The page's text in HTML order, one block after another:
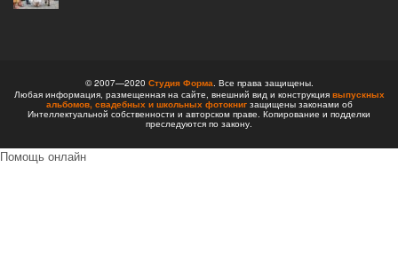
© 2007—2020 Студия Форма . Все права защищены.
Любая информация, размещенная на сайте, внешний вид и конструкция выпускных
альбомов, свадебных и школьных фотокнигзащищены законами об
Интеллектуальной собственности и авторском праве. Копирование и подделки
преследуются по закону.
Помощь онлайн